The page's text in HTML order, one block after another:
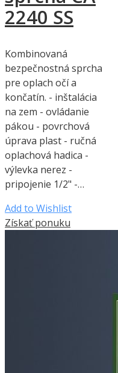
2240 SS
Kombinovaná
bezpečnostná sprcha
pre oplach očí a
končatín. - inštalácia
na zem - ovládanie
pákou - povrchová
úprava plast - ručná
oplachová hadica -
výlevka nerez -
pripojenie 1/2" -…
Add to Wishlist
Získať ponuku